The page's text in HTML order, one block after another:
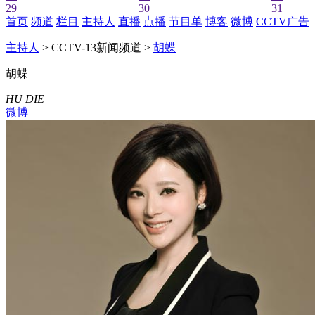
29
30
31
首页 频道 栏目 主持人 直播 点播 节目单 博客 微博 CCTV广告
主持人 > CCTV-13新闻频道 > 胡蝶
胡蝶
HU DIE
微博